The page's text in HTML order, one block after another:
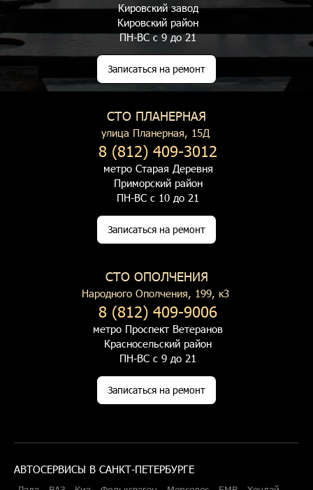
Кировский завод
Кировский район
ПН-ВС с 9 до 21
Записаться на ремонт
СТО ПЛАНЕРНАЯ
улица Планерная, 15Д
8 (812) 409-3012
метро Старая Деревня
Приморский район
ПН-ВС с 10 до 21
Записаться на ремонт
СТО ОПОЛЧЕНИЯ
Народного Ополчения, 199, к3
8 (812) 409-9006
метро Проспект Ветеранов
Красносельский район
ПН-ВС с 9 до 21
Записаться на ремонт
АВТОСЕРВИСЫ В САНКТ-ПЕТЕРБУРГЕ